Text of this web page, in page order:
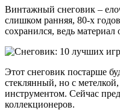
Винтажный снеговик –
слишком ранняя, 80-х
сохранился, ведь материал
Этот снеговик постарше
стеклянный, но с
инструментом. Сейчас
коллекционеров.